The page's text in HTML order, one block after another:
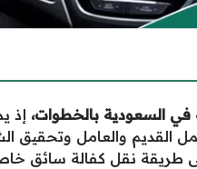
السعودية بالخطوات، إذ
والعامل وتحقيق
طريقة نقل كفالة سائق